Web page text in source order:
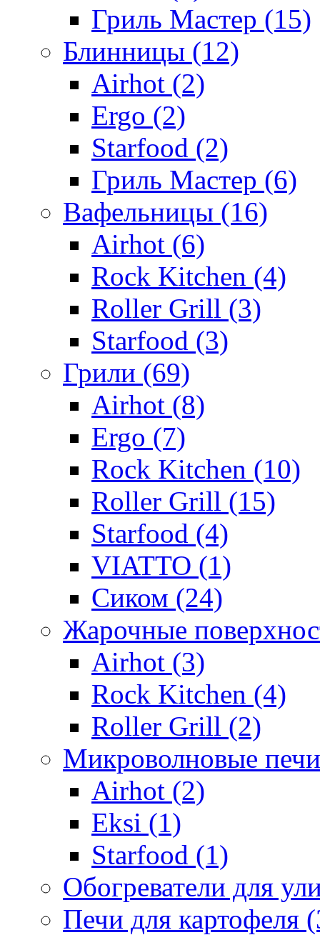
Гриль Мастер (15)
Блинницы (12)
Airhot (2)
Ergo (2)
Starfood (2)
Гриль Мастер (6)
Вафельницы (16)
Airhot (6)
Rock Kitchen (4)
Roller Grill (3)
Starfood (3)
Грили (69)
Airhot (8)
Ergo (7)
Rock Kitchen (10)
Roller Grill (15)
Starfood (4)
VIATTO (1)
Сиком (24)
Жарочные
Airhot (3)
Rock Kitchen (4)
Roller Grill (2)
Микроволновые
Airhot (2)
Eksi (1)
Starfood (1)
Обогреватели для
Печи для картофеля